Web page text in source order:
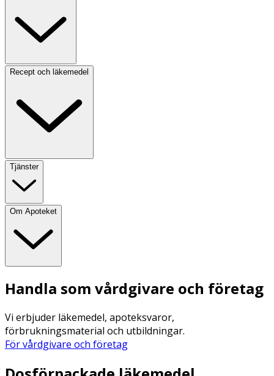
Recept och läkemedel
Tjänster
Om Apoteket
Handla som vårdgivare och företag
Vi erbjuder läkemedel, apoteksvaror,
förbrukningsmaterial och utbildningar.
För vårdgivare och företag